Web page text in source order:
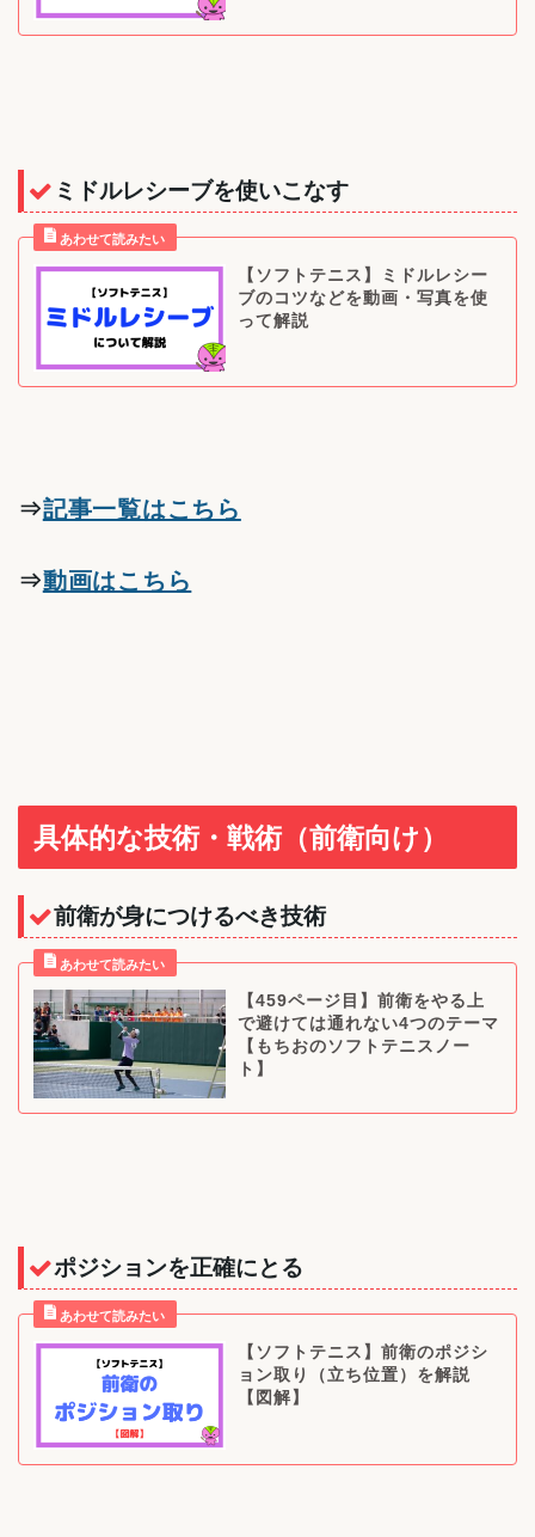
ミドルレシーブを使いこなす
【ソフトテニス】ミドルレシー
ブのコツなどを動画・写真を使
って解説
⇒記事一覧はこちら
⇒動画はこちら
具体的な技術・戦術（前衛向け）
前衛が身につけるべき技術
【459ページ目】前衛をやる上
で避けては通れない4つのテーマ
【もちおのソフトテニスノー
ト】
ポジションを正確にとる
【ソフトテニス】前衛のポジシ
ョン取り（立ち位置）を解説
【図解】